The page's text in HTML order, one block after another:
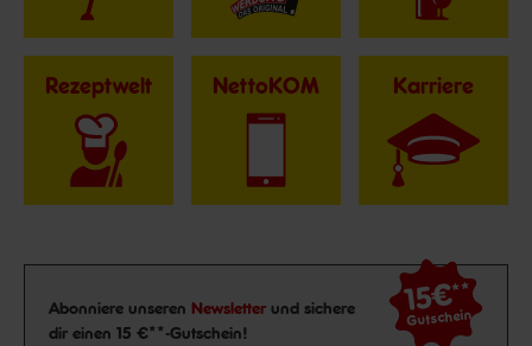
Rezeptwelt NettoKOM Karriere
Newsletter Anmeldung
Abonniere unseren Newsletter und sichere
dir einen 15 €**-Gutschein!
15€**
Gutschein